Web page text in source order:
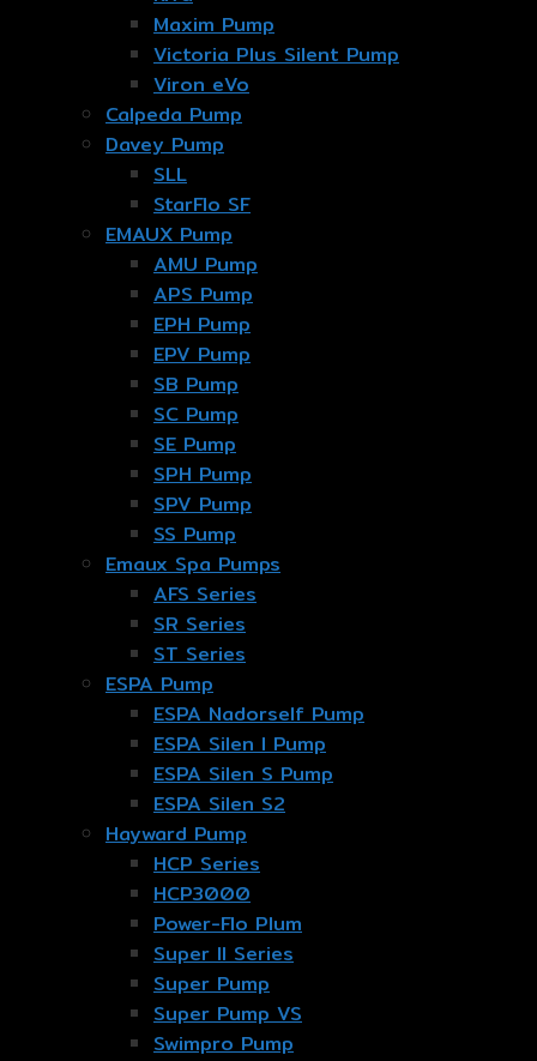
Maxim Pump
Victoria Plus Silent Pump
Viron eVo
Calpeda Pump
Davey Pump
SLL
StarFlo SF
EMAUX Pump
AMU Pump
APS Pump
EPH Pump
EPV Pump
SB Pump
SC Pump
SE Pump
SPH Pump
SPV Pump
SS Pump
Emaux Spa Pumps
AFS Series
SR Series
ST Series
ESPA Pump
ESPA Nadorself Pump
ESPA Silen I Pump
ESPA Silen S Pump
ESPA Silen S2
Hayward Pump
HCP Series
HCP3000
Power-Flo Plum
Super II Series
Super Pump
Super Pump VS
Swimpro Pump